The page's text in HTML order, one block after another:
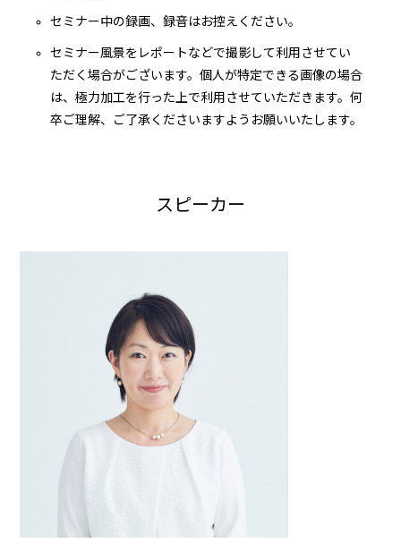
セミナー中の録画、録音はお控えください。
セミナー風景をレポートなどで撮影して利用させてい
ただく場合がございます。個人が特定できる画像の場合
は、極力加工を行った上で利用させていただきます。何
卒ご理解、ご了承くださいますようお願いいたします。
スピーカー